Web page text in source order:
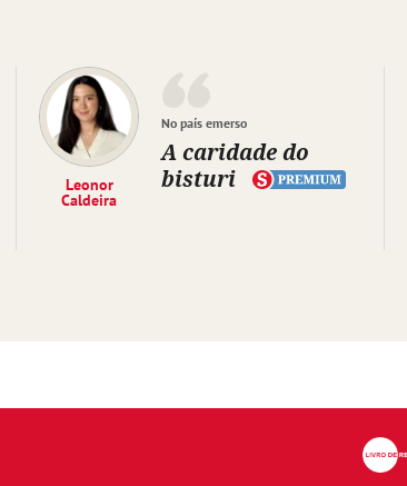
Leonor
Caldeira
No país emerso
A caridade do
bisturi